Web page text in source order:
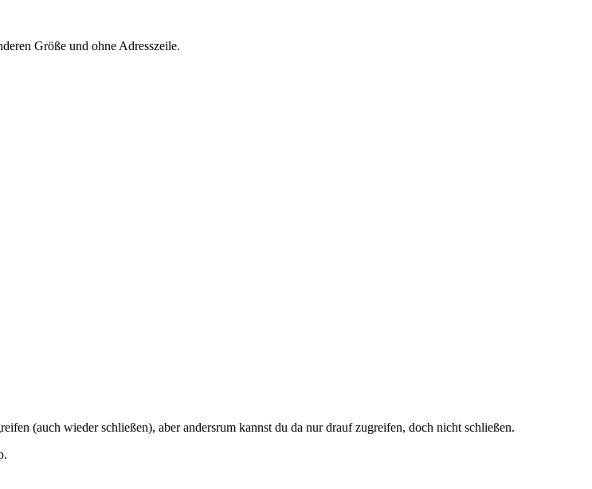
Größe und ohne Adresszeile.
(auch wieder schließen), aber andersrum kannst du da nur drauf zugreifen, doch nicht schließen.